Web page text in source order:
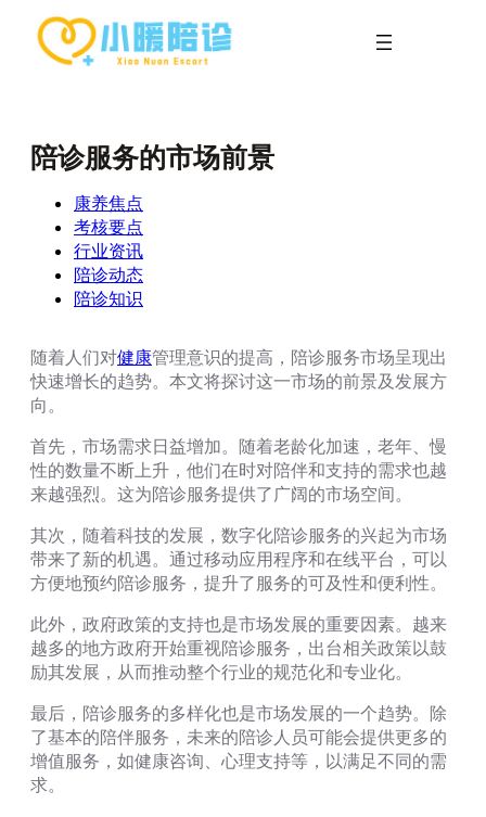
陪诊服务的市场前景
康养焦点
考核要点
行业资讯
陪诊动态
陪诊知识
随着人们对健康管理意识的提高，陪诊服务市场呈现出
快速增长的趋势。本文将探讨这一市场的前景及发展方
向。
首先，市场需求日益增加。随着老龄化加速，老年、慢
性的数量不断上升，他们在时对陪伴和支持的需求也越
来越强烈。这为陪诊服务提供了广阔的市场空间。
其次，随着科技的发展，数字化陪诊服务的兴起为市场
带来了新的机遇。通过移动应用程序和在线平台，可以
方便地预约陪诊服务，提升了服务的可及性和便利性。
此外，政府政策的支持也是市场发展的重要因素。越来
越多的地方政府开始重视陪诊服务，出台相关政策以鼓
励其发展，从而推动整个行业的规范化和专业化。
最后，陪诊服务的多样化也是市场发展的一个趋势。除
了基本的陪伴服务，未来的陪诊人员可能会提供更多的
增值服务，如健康咨询、心理支持等，以满足不同的需
求。